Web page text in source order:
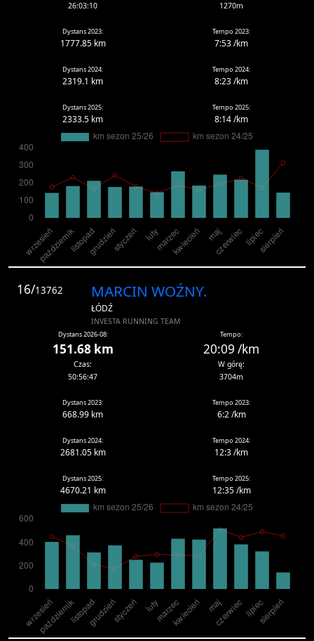
26:03:10
1270m
Dystans 2023:
1777.85 km
Tempo 2023:
7:53 /km
Dystans 2024:
2319.1 km
Tempo 2024:
8:23 /km
Dystans 2025:
2333.5 km
Tempo 2025:
8:14 /km
16/13762 MARCIN WOŹNY.
ŁÓDŹ
INVESTA RUNNING TEAM
Dystans 2026-08:
151.68 km
Tempo:
20:09 /km
Czas:
50:56:47
W górę:
3704m
Dystans 2023:
668.99 km
Tempo 2023:
6:2 /km
Dystans 2024:
2681.05 km
Tempo 2024:
12:3 /km
Dystans 2025:
4670.21 km
Tempo 2025:
12:35 /km